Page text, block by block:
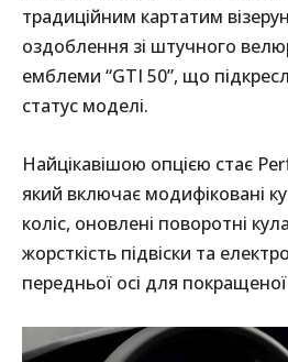
традиційним картатим
оздоблення зі штучного
емблеми “GTI 50”, що
статус моделі.
Найцікавішою опцією стає
який включає модифіковані
коліс, оновлені поворотні
жорсткість підвіски та
передньої осі для